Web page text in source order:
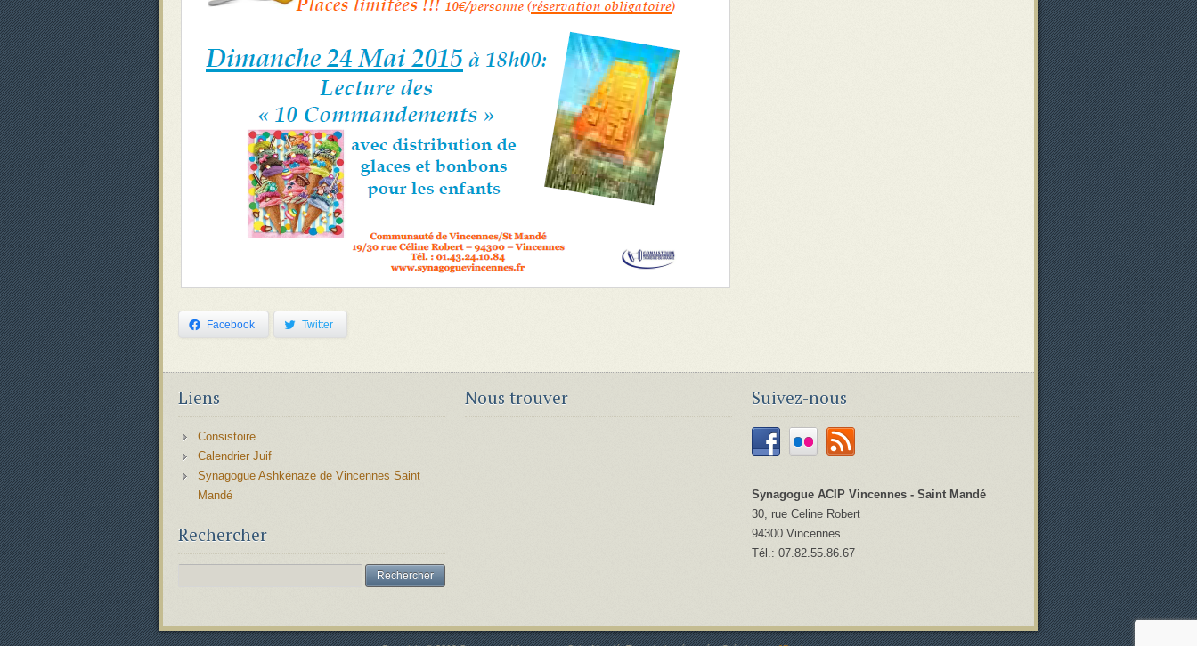
Facebook Twitter
Liens
Consistoire
Calendrier Juif
Synagogue Ashkénaze de Vincennes Saint
Mandé
Rechercher
Nous trouver Suivez-nous
Synagogue ACIP Vincennes - Saint Mandé
30, rue Celine Robert
94300 Vincennes
Tél.: 07.82.55.86.67